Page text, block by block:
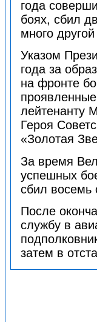
года
боях, сбил
много
Указом
года за
на фронте
лейтенанту
Героя
«Золотая
За время
успешных
сбил восемь
После
службу в
затем в